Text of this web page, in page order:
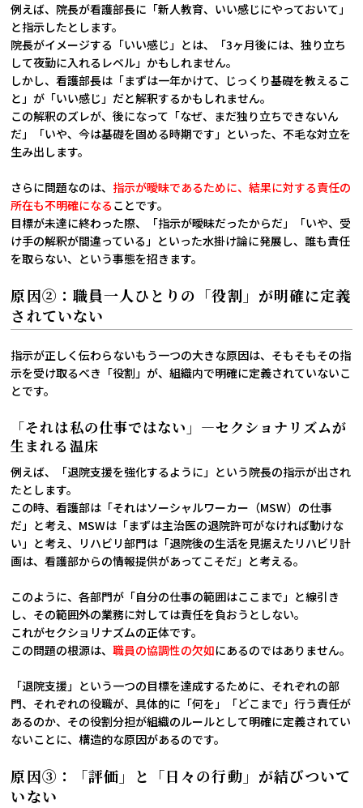
例えば、院長が看護部長に「新人教育、いい感じにやっておいて」
と指示したとします。
院長がイメージする「いい感じ」とは、「3ヶ月後には、独り立ち
して夜勤に入れるレベル」かもしれません。
しかし、看護部長は「まずは一年かけて、じっくり基礎を教えるこ
と」が「いい感じ」だと解釈するかもしれません。
この解釈のズレが、後になって「なぜ、まだ独り立ちできないん
だ」「いや、今は基礎を固める時期です」といった、不毛な対立を
生み出します。
さらに問題なのは、 指示が曖昧であるために、結果に対する責任の
所在も不明確になる ことです。
目標が未達に終わった際、「指示が曖昧だったからだ」「いや、受
け手の解釈が間違っている」といった水掛け論に発展し、誰も責任
を取らない、という事態を招きます。
原因②：職員一人ひとりの「役割」が明確に定義
されていない
指示が正しく伝わらないもう一つの大きな原因は、そもそもその指
示を受け取るべき「役割」が、組織内で明確に定義されていないこ
とです。
「それは私の仕事ではない」―セクショナリズムが
生まれる温床
例えば、「退院支援を強化するように」という院長の指示が出され
たとします。
この時、看護部は「それはソーシャルワーカー（MSW）の仕事
だ」と考え、MSWは「まずは主治医の退院許可がなければ動けな
い」と考え、リハビリ部門は「退院後の生活を見据えたリハビリ計
画は、看護部からの情報提供があってこそだ」と考える。
このように、各部門が「自分の仕事の範囲はここまで」と線引き
し、その範囲外の業務に対しては責任を負おうとしない。
これがセクショリナズムの正体です。
この問題の根源は、職員の協調性の欠如にあるのではありません。
「退院支援」という一つの目標を達成するために、それぞれの部
門、それぞれの役職が、具体的に「何を」「どこまで」行う責任が
あるのか、その役割分担が組織のルールとして明確に定義されてい
ないことに、構造的な原因があるのです。
原因③：「評価」と「日々の行動」が結びついて
いない